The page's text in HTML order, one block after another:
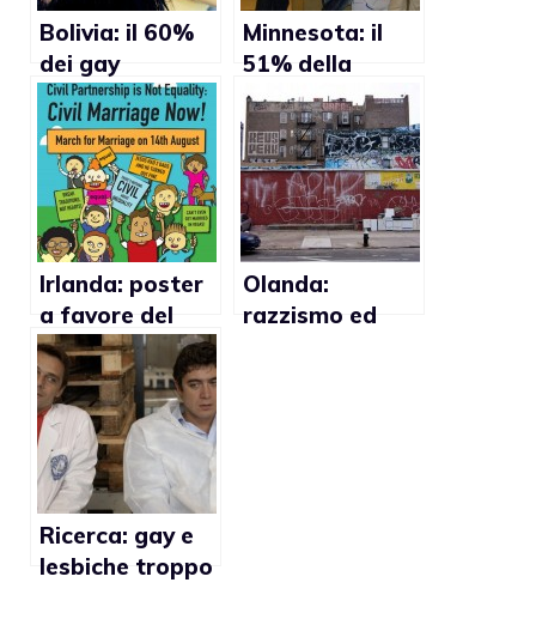
Bolivia: il 60%
dei gay
favorevole a
leggi sulle
unioni civili
Minnesota: il
51% della
popolazione
contrario al
matrimonio
gay”
Irlanda: poster
a favore del
matrimonio gay
innesca le
polemiche
Olanda:
razzismo ed
Ricerca: gay e
lesbiche troppo